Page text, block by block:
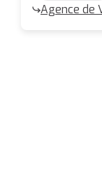
Agence de